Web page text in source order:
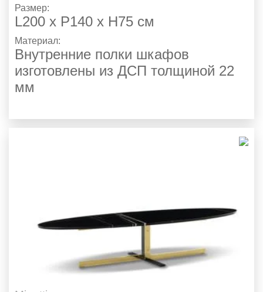
Размер:
L200 х P140 х Н75 см
Материал:
Внутренние полки шкафов
изготовлены из ДСП толщиной 22
мм